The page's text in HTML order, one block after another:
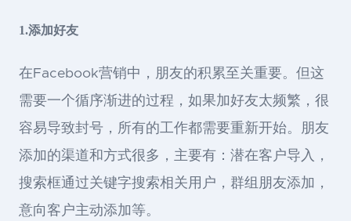
1.添加好友
在Facebook营销中，朋友的积累至关重要。但这
需要一个循序渐进的过程，如果加好友太频繁，很
容易导致封号，所有的工作都需要重新开始。朋友
添加的渠道和方式很多，主要有：潜在客户导入，
搜索框通过关键字搜索相关用户，群组朋友添加，
意向客户主动添加等。